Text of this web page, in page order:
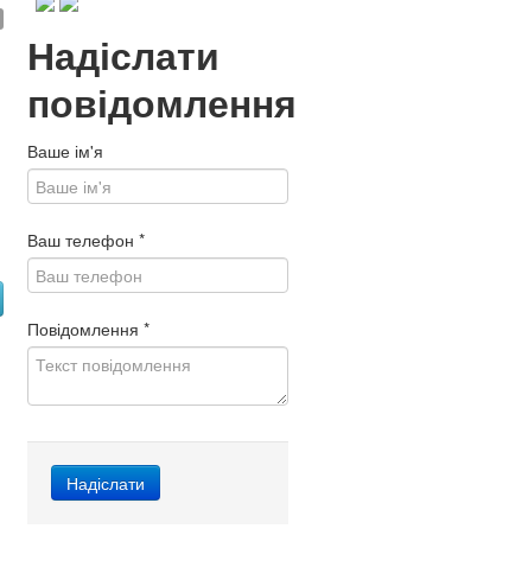
Надіслати
повідомлення
Ваше ім'я
Ваш телефон *
Повідомлення *